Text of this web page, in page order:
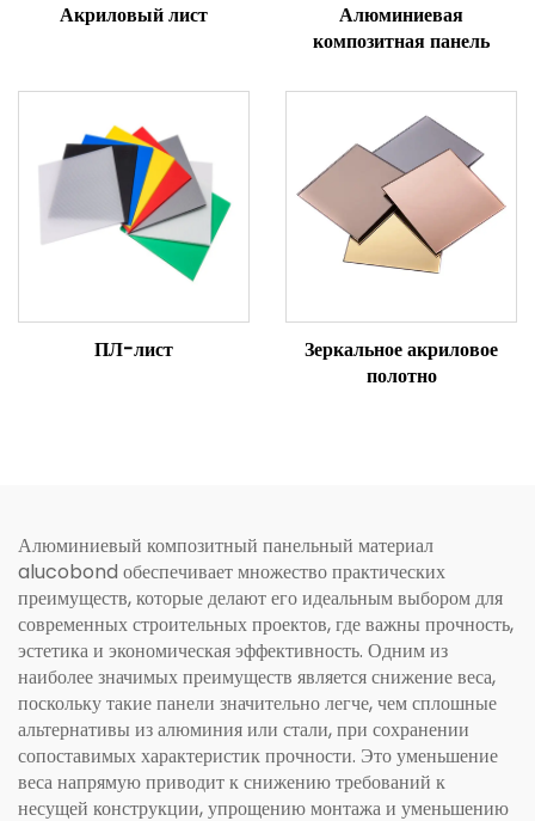
Акриловый лист
Алюминиевая
композитная панель
ПЛ-лист
Зеркальное акриловое
полотно
Алюминиевый композитный панельный материал
alucobond обеспечивает множество практических
преимуществ, которые делают его идеальным выбором для
современных строительных проектов, где важны прочность,
эстетика и экономическая эффективность. Одним из
наиболее значимых преимуществ является снижение веса,
поскольку такие панели значительно легче, чем сплошные
альтернативы из алюминия или стали, при сохранении
сопоставимых характеристик прочности. Это уменьшение
веса напрямую приводит к снижению требований к
несущей конструкции, упрощению монтажа и уменьшению